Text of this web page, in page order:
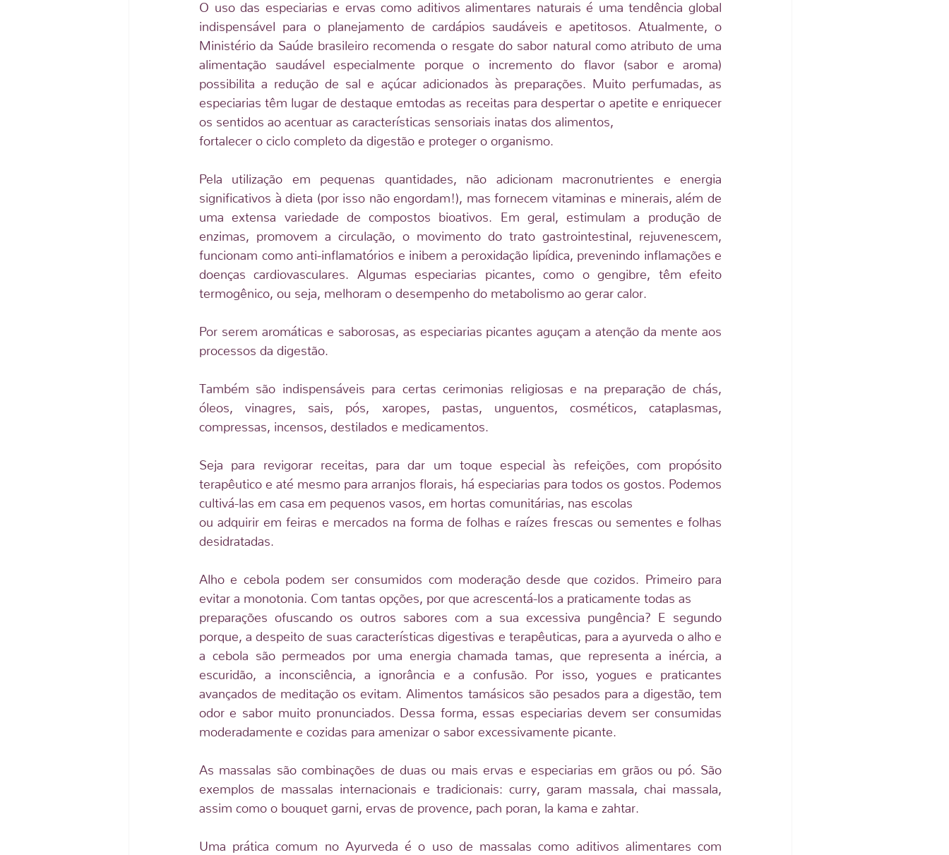
O uso das especiarias e ervas como aditivos alimentares naturais é uma tendência global
indispensável para o planejamento de cardápios saudáveis e apetitosos. Atualmente, o
Ministério da Saúde brasileiro recomenda o resgate do sabor natural como atributo de uma
alimentação saudável especialmente porque o incremento do flavor (sabor e aroma)
possibilita a redução de sal e açúcar adicionados às preparações. Muito perfumadas, as
especiarias têm lugar de destaque emtodas as receitas para despertar o apetite e enriquecer
os sentidos ao acentuar as características sensoriais inatas dos alimentos,
fortalecer o ciclo completo da digestão e proteger o organismo.
Pela utilização em pequenas quantidades, não adicionam macronutrientes e energia
significativos à dieta (por isso não engordam!), mas fornecem vitaminas e minerais, além de
uma extensa variedade de compostos bioativos. Em geral, estimulam a produção de
enzimas, promovem a circulação, o movimento do trato gastrointestinal, rejuvenescem,
funcionam como anti-inflamatórios e inibem a peroxidação lipídica, prevenindo inflamações e
doenças cardiovasculares. Algumas especiarias picantes, como o gengibre, têm efeito
termogênico, ou seja, melhoram o desempenho do metabolismo ao gerar calor.
Por serem aromáticas e saborosas, as especiarias picantes aguçam a atenção da mente aos
processos da digestão.
Também são indispensáveis para certas cerimonias religiosas e na preparação de chás,
óleos, vinagres, sais, pós, xaropes, pastas, unguentos, cosméticos, cataplasmas,
compressas, incensos, destilados e medicamentos.
Seja para revigorar receitas, para dar um toque especial às refeições, com propósito
terapêutico e até mesmo para arranjos florais, há especiarias para todos os gostos. Podemos
cultivá-las em casa em pequenos vasos, em hortas comunitárias, nas escolas
ou adquirir em feiras e mercados na forma de folhas e raízes frescas ou sementes e folhas
desidratadas.
Alho e cebola podem ser consumidos com moderação desde que cozidos. Primeiro para
evitar a monotonia. Com tantas opções, por que acrescentá-los a praticamente todas as
preparações ofuscando os outros sabores com a sua excessiva pungência? E segundo
porque, a despeito de suas características digestivas e terapêuticas, para a ayurveda o alho e
a cebola são permeados por uma energia chamada tamas, que representa a inércia, a
escuridão, a inconsciência, a ignorância e a confusão. Por isso, yogues e praticantes
avançados de meditação os evitam. Alimentos tamásicos são pesados para a digestão, tem
odor e sabor muito pronunciados. Dessa forma, essas especiarias devem ser consumidas
moderadamente e cozidas para amenizar o sabor excessivamente picante.
As massalas são combinações de duas ou mais ervas e especiarias em grãos ou pó. São
exemplos de massalas internacionais e tradicionais: curry, garam massala, chai massala,
assim como o bouquet garni, ervas de provence, pach poran, la kama e zahtar.
Uma prática comum no Ayurveda é o uso de massalas como aditivos alimentares com